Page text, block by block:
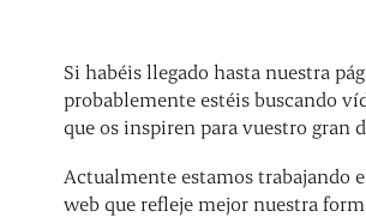
Si habéis llegado hasta nuestra
probablemente estéis buscando
que os inspiren para vuestro gran
Actualmente estamos trabajando
web que refleje mejor nuestra